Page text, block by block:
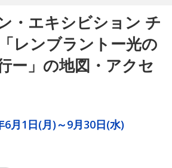
・エキシビション チ
レンブラントー光の
ー」の地図・アクセ
6月1日(月)～9月30日(水)